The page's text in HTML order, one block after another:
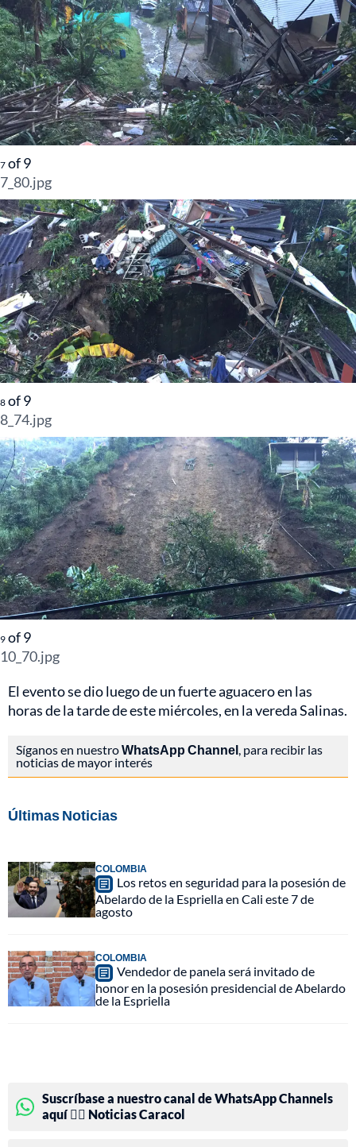
7 of9
7_80.jpg
8 of9
8_74.jpg
9 of9
10_70.jpg
El evento se dio luego de un fuerte aguacero en las
horas de la tarde de este miércoles, en la vereda Salinas.
Síganos en nuestroWhatsApp Channel, para recibir las
noticias de mayor interés
Últimas Noticias
COLOMBIA
Los retos en seguridad para la posesión de
Abelardo de la Espriella en Cali este 7 de
agosto
COLOMBIA
Vendedor de panela será invitado de
honor en la posesión presidencial de Abelardo
de la Espriella
Suscríbase a nuestro canal de WhatsApp Channels
aquí 👉🏻 Noticias Caracol